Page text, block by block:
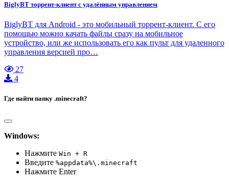
BiglyBT торрент-клиент с удалённым управлением
BiglyBT для Android - это мобильный торрент-клиент. С его
помощью можно качать файлы сразу на мобильное
устройство, или же использовать его как пульт для удаленного
управления версией про…
27
4
Где найти папку .minecraft?
Windows:
Нажмите Win + R
Введите %appdata%\.minecraft
Нажмите Enter